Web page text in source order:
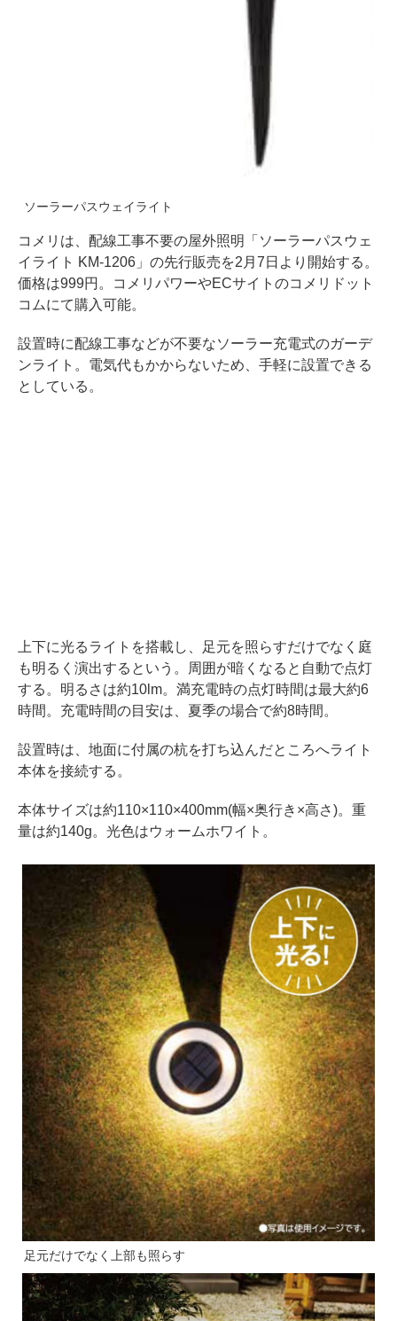
ソーラーパスウェイライト
コメリは、配線工事不要の屋外照明「ソーラーパスウェ
イライト KM-1206」の先行販売を2月7日より開始する。
価格は999円。コメリパワーやECサイトのコメリドット
コムにて購入可能。
設置時に配線工事などが不要なソーラー充電式のガーデ
ンライト。電気代もかからないため、手軽に設置できる
としている。
上下に光るライトを搭載し、足元を照らすだけでなく庭
も明るく演出するという。周囲が暗くなると自動で点灯
する。明るさは約10lm。満充電時の点灯時間は最大約6
時間。充電時間の目安は、夏季の場合で約8時間。
設置時は、地面に付属の杭を打ち込んだところへライト
本体を接続する。
本体サイズは約110×110×400mm(幅×奥行き×高さ)。重
量は約140g。光色はウォームホワイト。
足元だけでなく上部も照らす